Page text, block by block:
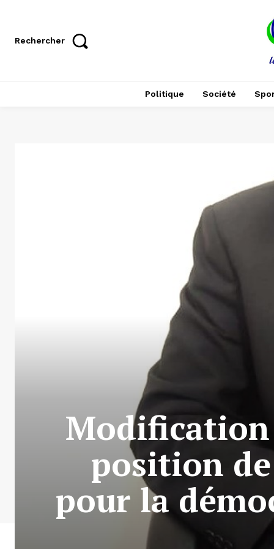
Rechercher
Politique Société
position de
pour la